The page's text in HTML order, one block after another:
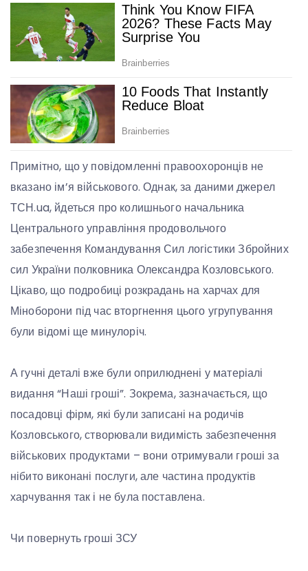
Примітно, що у повідомленні правоохоронців не
вказано ім’я військового. Однак, за даними джерел
ТСН.ua, йдеться про колишнього начальника
Центрального управління продовольчого
забезпечення Командування Сил логістики Збройних
сил України полковника Олександра Козловського.
Цікаво, що подробиці розкрадань на харчах для
Міноборони під час вторгнення цього угрупування
були відомі ще минулоріч.
А гучні деталі вже були оприлюднені у матеріалі
видання “Наші гроші”. Зокрема, зазначається, що
посадовці фірм, які були записані на родичів
Козловського, створювали видимість забезпечення
військових продуктами – вони отримували гроші за
нібито виконані послуги, але частина продуктів
харчування так і не була поставлена.
Чи повернуть гроші ЗСУ